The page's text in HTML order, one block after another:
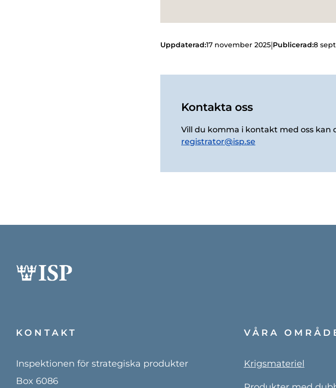
Uppdaterad:17 november 2025|Publicerad:8
Kontakta oss
Vill du komma i kontakt med oss kan
registrator@isp.se
KONTAKT
Inspektionen för strategiska produkter
Box 6086
VÅRA
Krigsmateriel